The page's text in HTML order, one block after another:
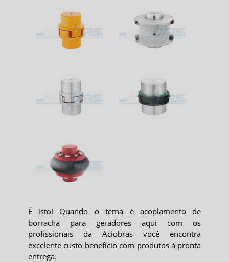
É isto! Quando o tema é acoplamento de
borracha para geradoresaqui com os
profissionais da Aciobras você encontra
excelente custo-benefício com produtos à pronta
entrega.